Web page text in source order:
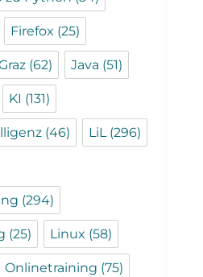
Firefox (25)
(62) Java (51)
KI (131)
(46) LiL(296)
(294)
(25) Linux (58)
Onlinetraining (75)